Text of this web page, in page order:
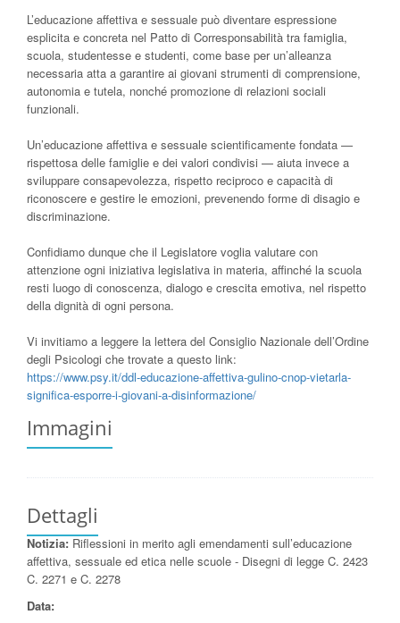
L’educazione affettiva e sessuale può diventare espressione
esplicita e concreta nel Patto di Corresponsabilità tra famiglia,
scuola, studentesse e studenti, come base per un’alleanza
necessaria atta a garantire ai giovani strumenti di comprensione,
autonomia e tutela, nonché promozione di relazioni sociali
funzionali.
Un’educazione affettiva e sessuale scientificamente fondata —
rispettosa delle famiglie e dei valori condivisi — aiuta invece a
sviluppare consapevolezza, rispetto reciproco e capacità di
riconoscere e gestire le emozioni, prevenendo forme di disagio e
discriminazione.
Confidiamo dunque che il Legislatore voglia valutare con
attenzione ogni iniziativa legislativa in materia, affinché la scuola
resti luogo di conoscenza, dialogo e crescita emotiva, nel rispetto
della dignità di ogni persona.
Vi invitiamo a leggere la lettera del Consiglio Nazionale dell’Ordine
degli Psicologi che trovate a questo link:
https://www.psy.it/ddl-educazione-affettiva-gulino-cnop-vietarla-
significa-esporre-i-giovani-a-disinformazione/
Immagini
Dettagli
Notizia: Riflessioni in merito agli emendamenti sull’educazione
affettiva, sessuale ed etica nelle scuole - Disegni di legge C. 2423
C. 2271 e C. 2278
Data: